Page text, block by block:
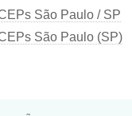
São Paulo / SP
São Paulo (SP)